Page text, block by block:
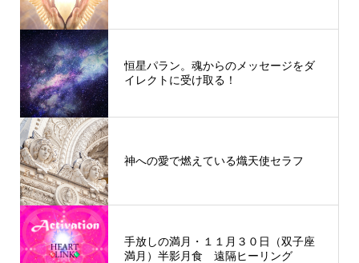
恒星パラン。魂からのメッセージをダ
イレクトに受け取る！
神への愛で燃えている熾天使セラフ
手放しの満月・１１月３０日（双子座
満月）半影月食 遠隔ヒーリング